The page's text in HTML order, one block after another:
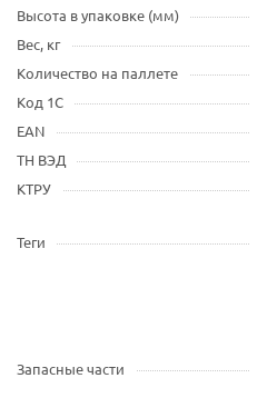
Высота в упаковке (мм)
Вес, кг
Количество на паллете
Код 1С
EAN
ТН ВЭД
КТРУ
Теги
Запасные части